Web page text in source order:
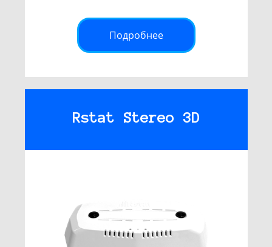
Подробнее
Rstat Stereo 3D